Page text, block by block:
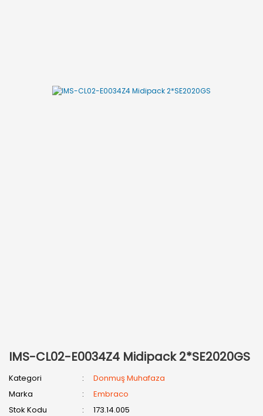
IMS-CL02-E0034Z4 Midipack 2*SE2020GS
Kategori
Donmuş Muhafaza
Marka
Embraco
Stok Kodu
173.14.005